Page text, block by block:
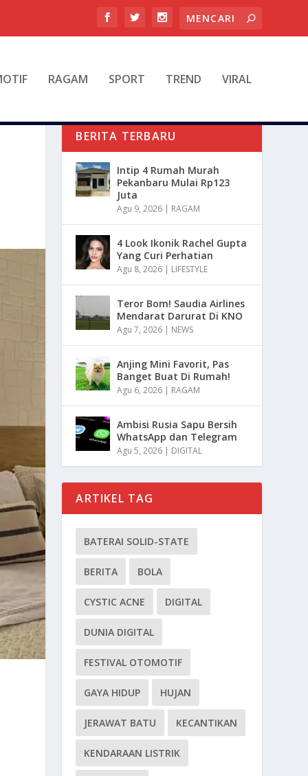
RAGAM SPORT TREND VIRAL
BERITA TERBARU
Intip 4 Rumah Murah
Pekanbaru Mulai Rp123
Juta
Agu 9, 2026 | RAGAM
4 Look Ikonik Rachel Gupta
Yang Curi Perhatian
Agu 8, 2026 | LIFESTYLE
Teror Bom! Saudia Airlines
Mendarat Darurat Di KNO
Agu 7, 2026 | NEWS
Anjing Mini Favorit, Pas
Banget Buat Di Rumah!
Agu 6, 2026 | RAGAM
Ambisi Rusia Sapu Bersih
WhatsApp dan Telegram
Agu 5, 2026 | DIGITAL
ARTIKEL TAG
BATERAI SOLID-STATE
BERITA BOLA
CYSTIC ACNE DIGITAL
DUNIA DIGITAL
FESTIVAL OTOMOTIF
GAYA HIDUP HUJAN
JERAWAT BATU KECANTIKAN
KENDARAAN LISTRIK